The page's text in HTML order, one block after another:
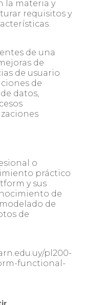
la materia y
requisitos y
de una
de
de usuario
de
datos,
o
práctico
y sus
de
de
de
pl200-
functional-